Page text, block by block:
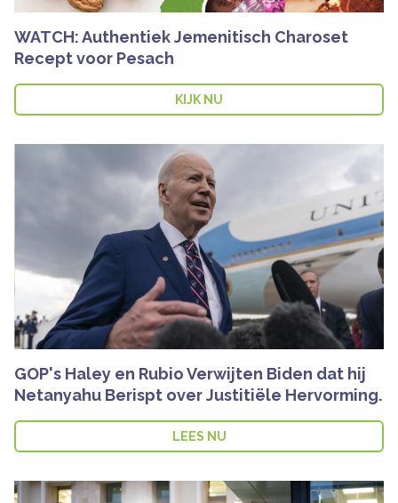
WATCH: Authentiek Jemenitisch Charoset
Recept voor Pesach
KIJK NU
GOP's Haley en Rubio Verwijten Biden dat hij
Netanyahu Berispt over Justitiële Hervorming.
LEES NU